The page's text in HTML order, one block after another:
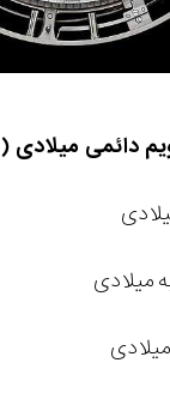
میلادی (7 قابلیت)